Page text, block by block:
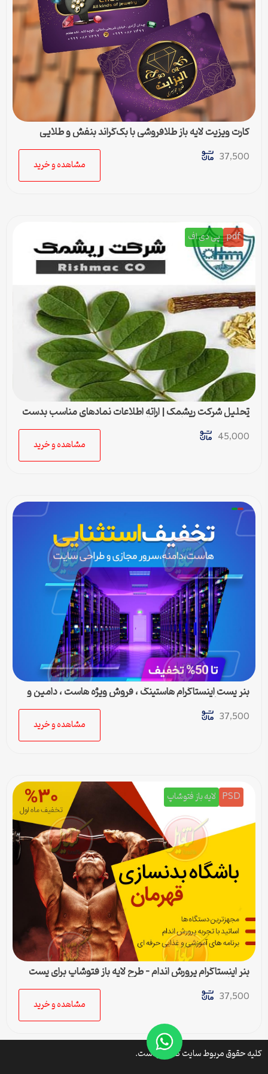
کارت ویزیت لایه باز طلافروشی با بک‌گراند بنفش و طلایی
37,500
مشاهده و خرید
pdf پی دی اف
تحلیل شرکت ریشمک | ارائه اطلاعات نمادهای مناسب بدست
45,000
مشاهده و خرید
بنر پست اینستاگرام هاستینگ ، فروش ویژه هاست ، دامین و
37,500
مشاهده و خرید
PSD لایه باز فتوشاپ
بنر اینستاگرام پرورش اندام – طرح لایه باز فتوشاپ برای پست
37,500
مشاهده و خرید
کلیه حقوق مربوط سایت کتافایل است.